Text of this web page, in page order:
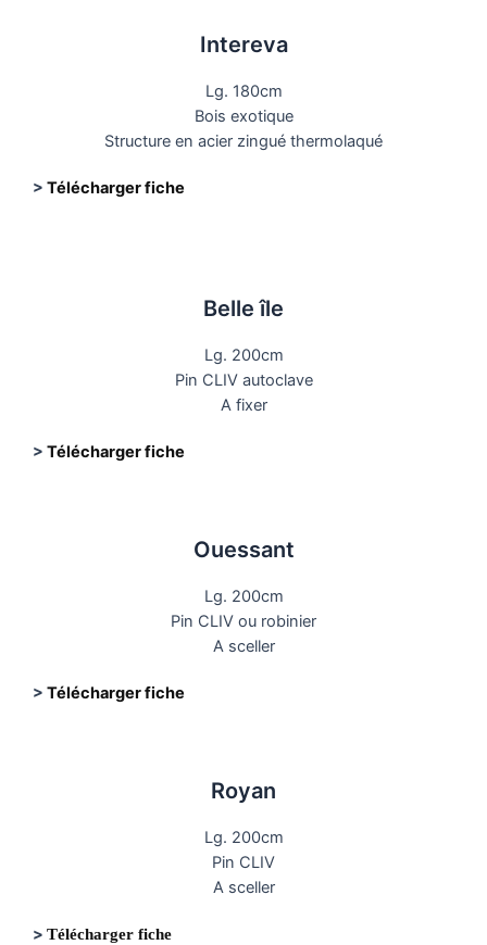
Intereva
Lg. 180cm
Bois exotique
Structure en acier zingué thermolaqué
> Télécharger fiche
Belle île
Lg. 200cm
Pin CLIV autoclave
A fixer
> Télécharger fiche
Ouessant
Lg. 200cm
Pin CLIV ou robinier
A sceller
> Télécharger fiche
Royan
Lg. 200cm
Pin CLIV
A sceller
> Télécharger fiche